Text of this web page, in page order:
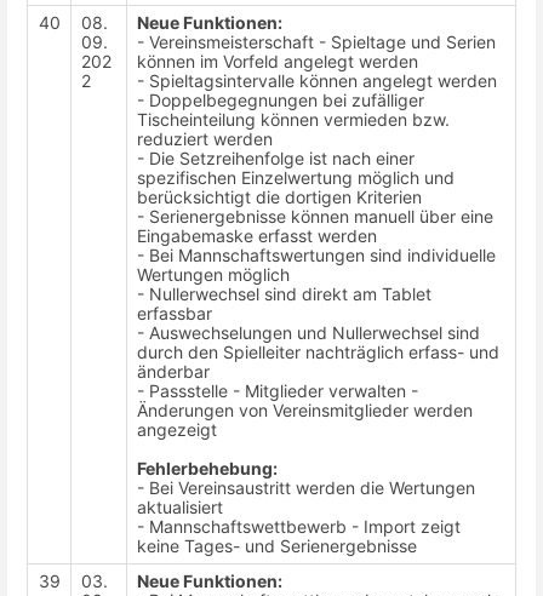
40
08.
09.
202
2
Neue Funktionen:
- Vereinsmeisterschaft - Spieltage und Serien
können im Vorfeld angelegt werden
- Spieltagsintervalle können angelegt werden
- Doppelbegegnungen bei zufälliger
Tischeinteilung können vermieden bzw.
reduziert werden
- Die Setzreihenfolge ist nach einer
spezifischen Einzelwertung möglich und
berücksichtigt die dortigen Kriterien
- Serienergebnisse können manuell über eine
Eingabemaske erfasst werden
- Bei Mannschaftswertungen sind individuelle
Wertungen möglich
- Nullerwechsel sind direkt am Tablet
erfassbar
- Auswechselungen und Nullerwechsel sind
durch den Spielleiter nachträglich erfass- und
änderbar
- Passstelle - Mitglieder verwalten -
Änderungen von Vereinsmitglieder werden
angezeigt
Fehlerbehebung:
- Bei Vereinsaustritt werden die Wertungen
aktualisiert
- Mannschaftswettbewerb - Import zeigt
keine Tages- und Serienergebnisse
39
03.
Neue Funktionen: